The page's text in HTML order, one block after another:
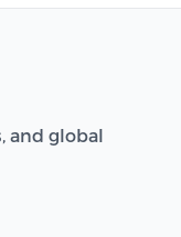
and global